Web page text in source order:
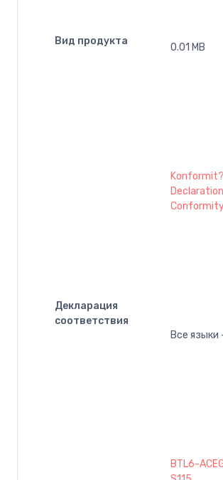
Вид продукта
0.01 MB
Декларация
соответствия
Все языки
BTL6-